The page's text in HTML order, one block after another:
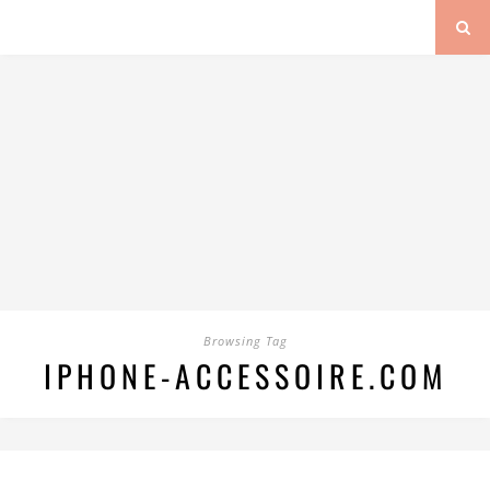
Browsing Tag
IPHONE-ACCESSOIRE.COM